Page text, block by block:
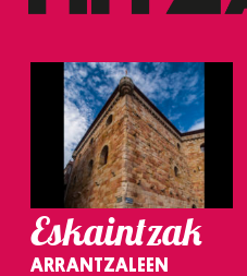
Eskaintzak
ARRANTZALEEN